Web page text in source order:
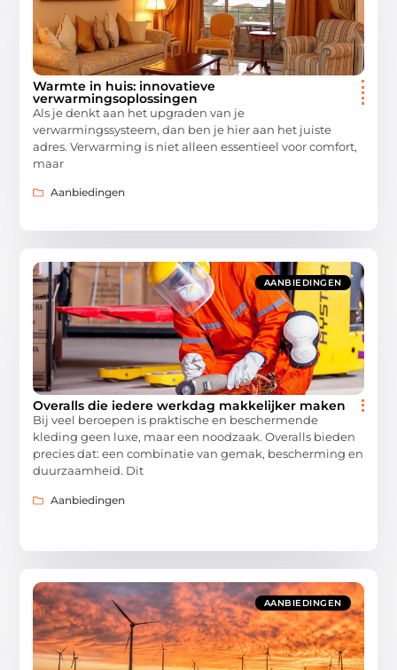
Warmte in huis: innovatieve
verwarmingsoplossingen
Als je denkt aan het upgraden van je
verwarmingssysteem, dan ben je hier aan het juiste
adres. Verwarming is niet alleen essentieel voor comfort,
maar
Aanbiedingen
AANBIEDINGEN
Overalls die iedere werkdag makkelijker maken
Bij veel beroepen is praktische en beschermende
kleding geen luxe, maar een noodzaak. Overalls bieden
precies dat: een combinatie van gemak, bescherming en
duurzaamheid. Dit
Aanbiedingen
AANBIEDINGEN